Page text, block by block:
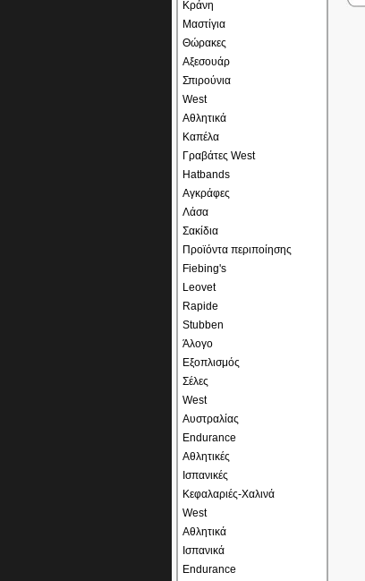
Κράνη
Μαστίγια
Θώρακες
Αξεσουάρ
Σπιρούνια
West
Αθλητικά
Καπέλα
Γραβάτες West
Hatbands
Αγκράφες
Λάσα
Σακίδια
Προϊόντα περιποίησης
Fiebing's
Leovet
Rapide
Stubben
Άλογο
Εξοπλισμός
Σέλες
West
Αυστραλίας
Endurance
Αθλητικές
Ισπανικές
Κεφαλαριές-Χαλινά
West
Αθλητικά
Ισπανικά
Endurance